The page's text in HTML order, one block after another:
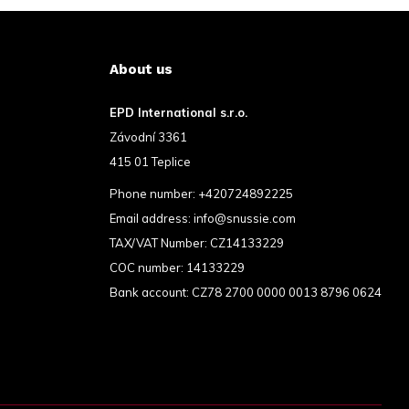
About us
EPD International s.r.o.
Závodní 3361
415 01 Teplice
Phone number: +420724892225
Email address: info@snussie.com
TAX/VAT Number: CZ14133229
COC number: 14133229
Bank account: CZ78 2700 0000 0013 8796 0624